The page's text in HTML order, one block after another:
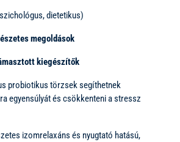
dietetikus)
megoldások
kiegészítők
probiotikus törzsek segíthetnek
egyensúlyát és csökkenteni a stressz
izomrelaxáns és nyugtató hatású,